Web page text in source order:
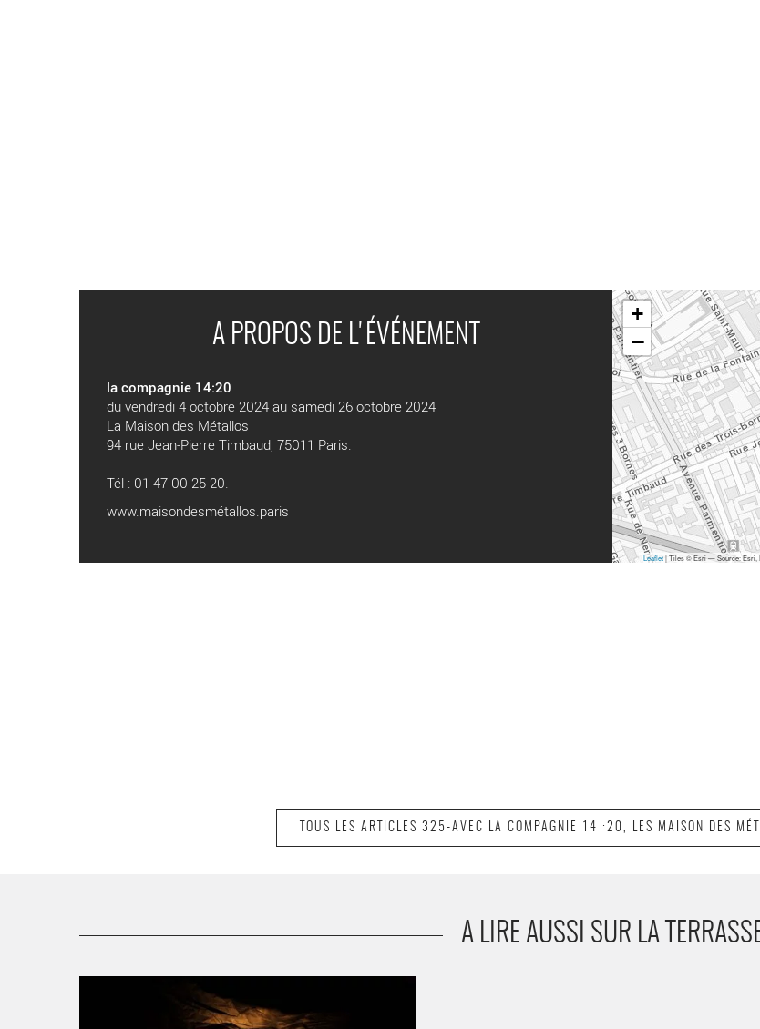
A PROPOS DE L'ÉVÉNEMENT
la compagnie 14:20
du vendredi 4 octobre 2024 au samedi 26 octobre 2024
La Maison des Métallos
94 rue Jean-Pierre Timbaud, 75011 Paris.
Tél : 01 47 00 25 20.
www.maisondesmétallos.paris
+
−
Leaflet| Tiles © Esri — Source: Esri,
TOUS LES ARTICLES 325-AVEC LA COMPAGNIE 14 :20, LES MAISON DES
A LIRE AUSSI SUR LA
Aux commencements » et « La Veilleuse ». - Critique
sortie Paris La Maison des Métallos